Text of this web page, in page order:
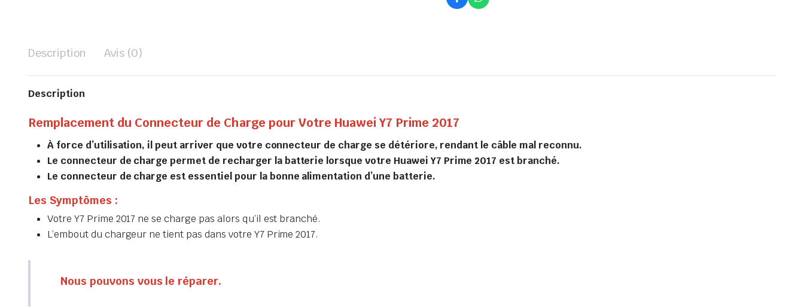
Description Avis (0)
Description
Remplacement du Connecteur de Charge pour Votre Huawei Y7 Prime 2017
À force d’utilisation, il peut arriver que votre connecteur de charge se détériore, rendant le câble mal reconnu.
Le connecteur de charge permet de recharger la batterie lorsque votre Huawei Y7 Prime 2017 est branché.
Le connecteur de charge est essentiel pour la bonne alimentation d’une batterie.
Les Symptômes :
Votre Y7 Prime 2017 ne se charge pas alors qu’il est branché.
L’embout du chargeur ne tient pas dans votre Y7 Prime 2017.
Nous pouvons vous le réparer.